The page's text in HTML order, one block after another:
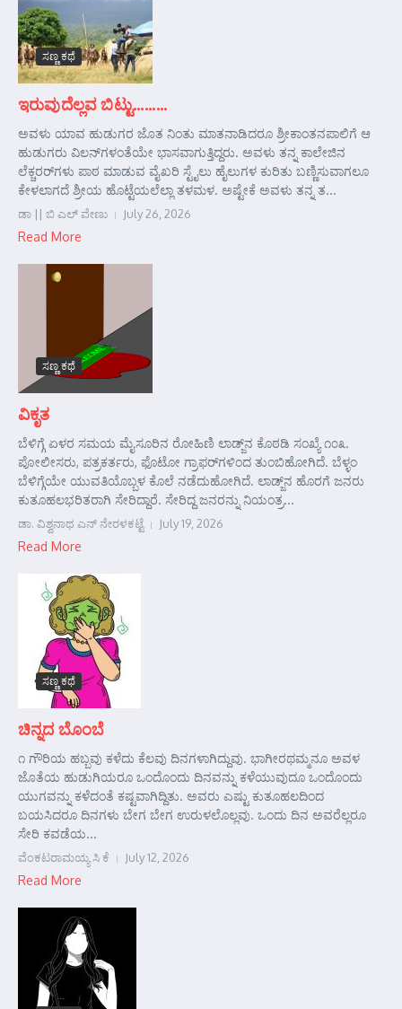
ಸಣ್ಣ ಕಥೆ
ಇರುವುದೆಲ್ಲವ ಬಿಟ್ಟು………
ಅವಳು ಯಾವ ಹುಡುಗರ ಜೊತ ನಿಂತು ಮಾತನಾಡಿದರೂ ಶ್ರೀಕಾಂತನಪಾಲಿಗೆ ಆ
ಹುಡುಗರು ವಿಲನ್‌ಗಳಂತೆಯೇ ಭಾಸವಾಗುತ್ತಿದ್ದರು. ಅವಳು ತನ್ನ ಕಾಲೇಜಿನ
ಲೆಕ್ಚರರ್‌ಗಳು ಪಾಠ ಮಾಡುವ ವೈಖರಿ ಸ್ಟೈಲು ಹೈಲುಗಳ ಕುರಿತು ಬಣ್ಣಿಸುವಾಗಲೂ
ಕೇಳಲಾಗದೆ ಶ್ರೀಯ ಹೊಟ್ಟೆಯಲೆಲ್ಲಾ ತಳಮಳ. ಅಷ್ಟೇಕೆ ಅವಳು ತನ್ನ ತ...
ಡಾ || ಬಿ ಎಲ್ ವೇಣು July 26, 2026
Read More
ಸಣ್ಣ ಕಥೆ
ವಿಕೃತ
ಬೆಳಿಗ್ಗೆ ಏಳರ ಸಮಯ ಮೈಸೂರಿನ ರೋಹಿಣಿ ಲಾಡ್ಜ್‌ನ ಕೊಠಡಿ ಸಂಖ್ಯೆ ೧೦೩.
ಪೋಲೀಸರು, ಪತ್ರಕರ್ತರು, ಫೊಟೋ ಗ್ರಾಫರ್‌ಗಳಿಂದ ತುಂಬಿಹೋಗಿದೆ. ಬೆಳ್ಳಂ
ಬೆಳಿಗ್ಗೆಯೇ ಯುವತಿಯೊಬ್ಬಳ ಕೊಲೆ ನಡೆದುಹೋಗಿದೆ. ಲಾಡ್ಜ್‌ನ ಹೊರಗೆ ಜನರು
ಕುತೂಹಲಭರಿತರಾಗಿ ಸೇರಿದ್ದಾರೆ. ಸೇರಿದ್ದ ಜನರನ್ನು ನಿಯಂತ್ರ...
ಡಾ. ವಿಶ್ವನಾಥ ಎನ್ ನೇರಳಕಟ್ಟೆ July 19, 2026
Read More
ಸಣ್ಣ ಕಥೆ
ಚಿನ್ನದ ಬೊಂಬೆ
೧ ಗೌರಿಯ ಹಬ್ಬವು ಕಳೆದು ಕೆಲವು ದಿನಗಳಾಗಿದ್ದುವು. ಭಾಗೀರಥಮ್ಮನೂ ಅವಳ
ಜೊತೆಯ ಹುಡುಗಿಯರೂ ಒಂದೊಂದು ದಿನವನ್ನು ಕಳೆಯುವುದೂ ಒಂದೊಂದು
ಯುಗವನ್ನು ಕಳೆದಂತೆ ಕಷ್ಟವಾಗಿದ್ದಿತು. ಅವರು ಎಷ್ಟು ಕುತೂಹಲದಿಂದ
ಬಯಸಿದರೂ ದಿನಗಳು ಬೇಗ ಬೇಗ ಉರುಳಲೊಲ್ಲವು. ಒಂದು ದಿನ ಅವರೆಲ್ಲರೂ
ಸೇರಿ ಕವಡೆಯ...
ವೆಂಕಟರಾಮಯ್ಯ ಸಿ ಕೆ July 12, 2026
Read More